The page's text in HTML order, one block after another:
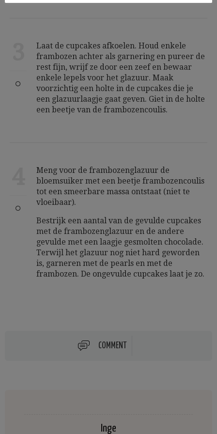
Laat de cupcakes afkoelen. Houd enkele
frambozen achter als garnering en pureer de
rest fijn, wrijf ze door een zeef en bewaar
enkele lepels voor het glazuur. Maak
voorzichtig een holte in de cupcakes die je
een glazuurlaagje gaat geven. Giet in de holte
een beetje van de frambozencoulis.
Meng voor de frambozenglazuur de
bloemsuiker met een beetje frambozencoulis
tot een smeerbare massa ontstaat (niet te
vloeibaar).
Bestrijk een aantal van de gevulde cupcakes
met de frambozenglazuur en de andere
gevulde met een laagje gesmolten chocolade.
Terwijl het glazuur nog niet hard geworden
is, garneren met de pearls en met de
frambozen. De ongevulde cupcakes laat je zo.
COMMENT
Inge